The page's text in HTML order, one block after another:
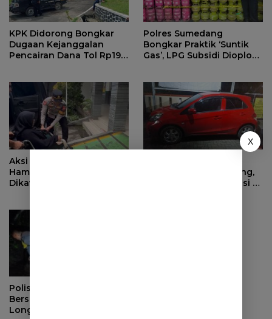
KPK Didorong Bongkar
Dugaan Kejanggalan
Pencairan Dana Tol Rp190
Polres Sumedang
Bongkar Praktik ‘Suntik
Gas’, LPG Subsidi Dioplos
Aksi Cepat Polisi, Ibu
Hamil di Sumedang
Dikawal ke Puskesmas
Orang Tua di Sumedang,
Pelaku Ditangkap Polisi di
Polisi dan Warga
Bersihkan Material
Longsor di Buahdua
X